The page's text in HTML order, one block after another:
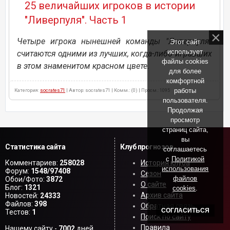
25 величайших игроков в истории
"Ливерпуля". Часть 1
Четыре игрока нынешней команды "Ливерпуля"
считаются одними из лучших, когда-либо игравших
в этом знаменитом красном цвете.
Категория: socrates71 | Автор: socrates71 | Комм.: (0) | Просм.: 1095
Статистика сайта
Комментариев: 258028
Форум: 1548/97408
Обои/Фото: 3872
Блог: 1321
Новостей: 24333
Файлов: 398
Тестов: 1
Клуб прогнозов
История клуба
Сезон
О сайте
Архив сайта
Обратная связь
Поиск по сайту
Правила
Этот сайт
использует
файлы cookies
для более
комфортной
работы
пользователя.
Продолжая
просмотр
страниц сайта,
вы
соглашаетесь
с Политикой
использования
файлов
cookies
СОГЛАСИТЬСЯ